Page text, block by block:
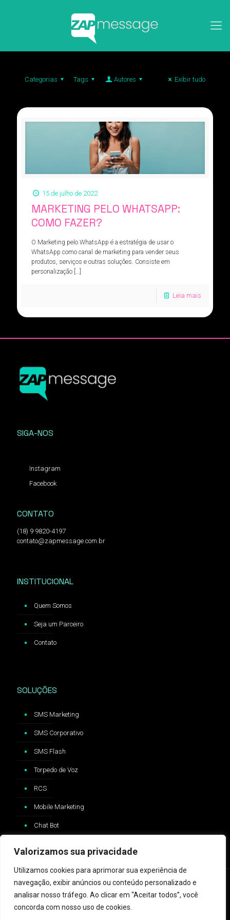
Valorizamos sua privacidade
Utilizamos cookies para aprimorar sua experiência de
navegação, exibir anúncios ou conteúdo personalizado e
analisar nosso tráfego. Ao clicar em “Aceitar todos”, você
concorda com nosso uso de cookies.
Categorias Tags Autores Exibir tudo
15 de julho de 2022
MARKETING PELO WHATSAPP:
COMO FAZER?
O Marketing pelo WhatsApp é a estratégia de usar o
WhatsApp como canal de marketing para vender seus
produtos, serviços e outras soluções. Consiste em
personalização[…]
Leia mais
SIGA-NOS
Instagram
Facebook
CONTATO
(18) 9 9820-4197
contato@zapmessage.com.br
INSTITUCIONAL
Quem Somos
Seja um Parceiro
Contato
SOLUÇÕES
SMS Marketing
SMS Corporativo
SMS Flash
Torpedo de Voz
RCS
Mobile Marketing
Chat Bot